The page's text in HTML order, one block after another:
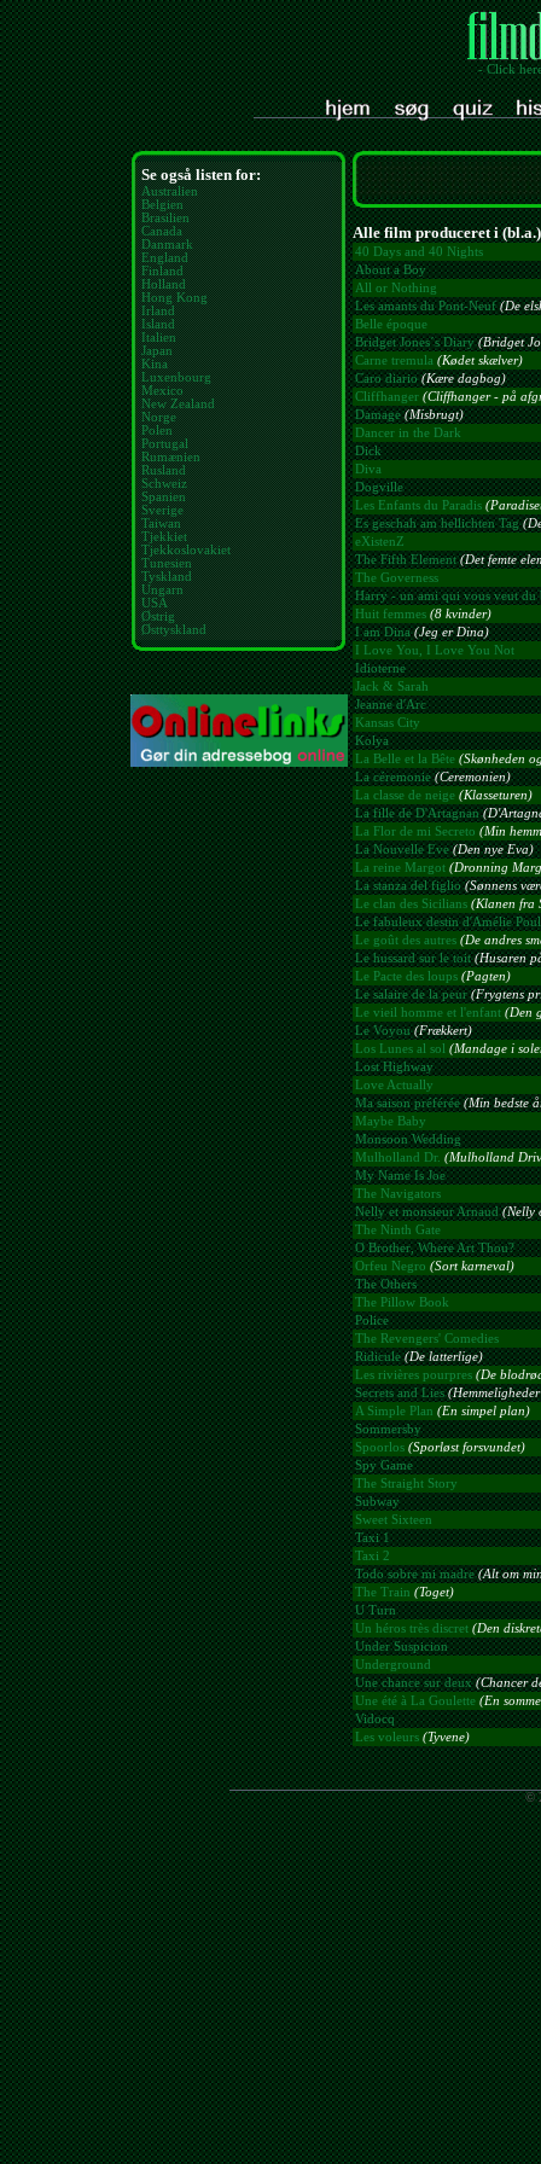
- Click
Se også listen for:
Australien
Belgien
Brasilien
Canada
Danmark
England
Finland
Holland
Hong Kong
Irland
Island
Italien
Japan
Kina
Luxenbourg
Mexico
New Zealand
Norge
Polen
Portugal
Rumænien
Rusland
Schweiz
Spanien
Sverige
Taiwan
Tjekkiet
Tjekkoslovakiet
Tunesien
Tyskland
Ungarn
USA
Østrig
Østtyskland
Alle film produceret i
40 Days and 40 Nights
About a Boy
All or Nothing
Les amants du Pont-Neuf (De
Belle époque
Bridget Jones´s Diary (Bridget
Carne tremula (Kødet skælver)
Caro diario (Kære dagbog)
Cliffhanger (Cliffhanger - på
Damage (Misbrugt)
Dancer in the Dark
Dick
Diva
Dogville
Les Enfants du Paradis
Es geschah am hellichten Tag
eXistenZ
The Fifth Element (Det femte
The Governess
Harry - un ami qui vous veut du
Huit femmes (8 kvinder)
I am Dina (Jeg er Dina)
I Love You, I Love You Not
Idioterne
Jack & Sarah
Jeanne d'Arc
Kansas City
Kolya
La Belle et la Bête (Skønheden
La céremonie (Ceremonien)
La classe de neige (Klasseturen)
La fille de D'Artagnan
La Flor de mi Secreto (Min
La Nouvelle Eve (Den nye Eva)
La reine Margot (Dronning
La stanza del figlio (Sønnens
Le clan des Sicilians (Klanen fra
Le fabuleux destin d'Amélie
Le goût des autres (De andres
Le hussard sur le toit (Husaren
Le Pacte des loups (Pagten)
Le salaire de la peur (Frygtens
Le vieil homme et l'enfant (Den
Le Voyou (Frækkert)
Los Lunes al sol
(Mandage i
Lost Highway
Love Actually
Ma saison préférée (Min bedste
Maybe Baby
Monsoon Wedding
Mulholland Dr. (Mulholland
My Name Is Joe
The Navigators
Nelly et monsieur Arnaud (Nelly
The Ninth Gate
O Brother, Where Art Thou?
Orfeu Negro (Sort karneval)
The Others
The Pillow Book
Police
The Revengers' Comedies
Ridicule (De latterlige)
Les rivières pourpres (De
Secrets and Lies
A Simple Plan (En simpel plan)
Sommersby
Spoorlos (Sporløst forsvundet)
Spy Game
The Straight Story
Subway
Sweet Sixteen
Taxi 1
Taxi 2
Todo sobre mi madre (Alt om
The Train (Toget)
U Turn
Un héros très discret (Den
Under Suspicion
Underground
Une chance sur deux (Chancer
Une été à La Goulette (En
Vidocq
Les voleurs (Tyvene)
©